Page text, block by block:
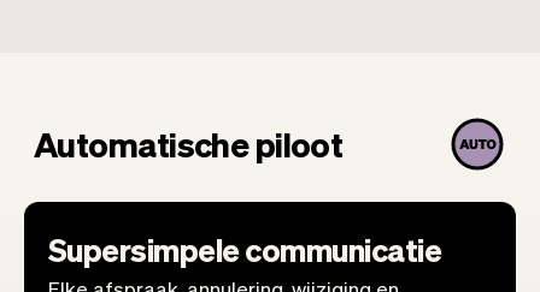
Automatische piloot
Supersimpele communicatie